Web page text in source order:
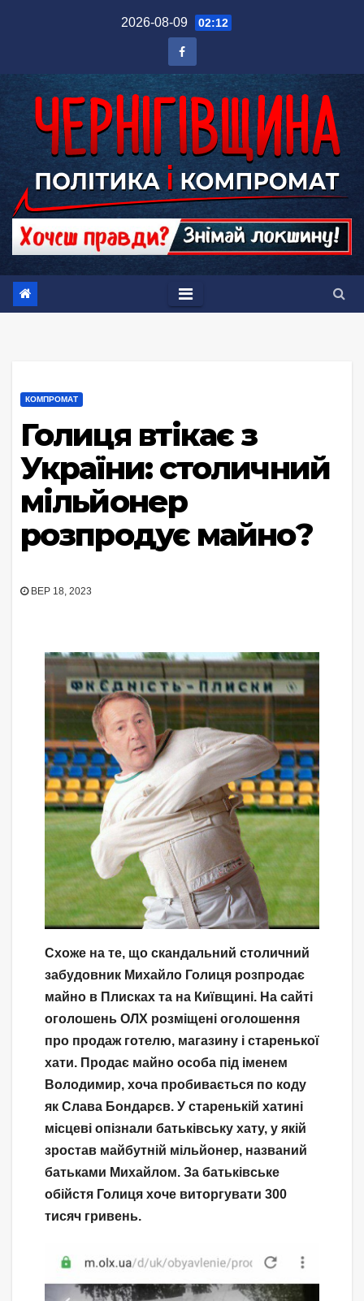
2026-08-09 02:12
КОМПРОМАТ
Голиця втікає з
України: столичний
мільйонер
розпродує майно?
ВЕР 18, 2023
Схоже на те, що скандальний столичний
забудовник Михайло Голиця розпродає
майно в Плисках та на Київщині. На сайті
оголошень ОЛХ розміщені оголошення
про продаж готелю, магазину і старенької
хати. Продає майно особа під іменем
Володимир, хоча пробивається по коду
як Слава Бондарєв. У старенькій хатині
місцеві опізнали батьківську хату, у якій
зростав майбутній мільйонер, названий
батьками Михайлом. За батьківське
обійстя Голиця хоче виторгувати 300
тисяч гривень.